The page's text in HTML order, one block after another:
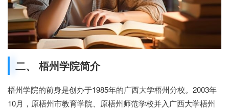
二、 梧州学院简介
梧州学院的前身是创办于1985年的广西大学梧州分校。2003年
10月，原梧州市教育学院、原梧州师范学校并入广西大学梧州